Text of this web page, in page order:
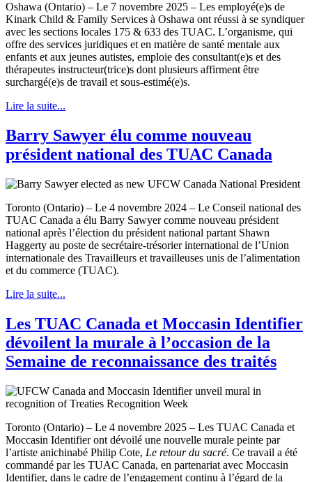
Oshawa (Ontario) – Le 7 novembre 2025 – Les employé(e)s de
Kinark Child & Family Services à Oshawa ont réussi à se syndiquer
avec les sections locales 175 & 633 des TUAC. L’organisme, qui
offre des services juridiques et en matière de santé mentale aux
enfants et aux jeunes autistes, emploie des consultant(e)s et des
thérapeutes instructeur(trice)s dont plusieurs affirment être
surchargé(e)s de travail et sous-estimé(e)s.
Lire la suite...
Barry Sawyer élu comme nouveau
président national des TUAC Canada
Toronto (Ontario) – Le 4 novembre 2024 – Le Conseil national des
TUAC Canada a élu Barry Sawyer comme nouveau président
national après l’élection du président national partant Shawn
Haggerty au poste de secrétaire-trésorier international de l’Union
internationale des Travailleurs et travailleuses unis de l’alimentation
et du commerce (TUAC).
Lire la suite...
Les TUAC Canada et Moccasin Identifier
dévoilent la murale à l’occasion de la
Semaine de reconnaissance des traités
Toronto (Ontario) – Le 4 novembre 2025 – Les TUAC Canada et
Moccasin Identifier ont dévoilé une nouvelle murale peinte par
l’artiste anichinabé Philip Cote, Le retour du sacré. Ce travail a été
commandé par les TUAC Canada, en partenariat avec Moccasin
Identifier, dans le cadre de l’engagement continu à l’égard de la